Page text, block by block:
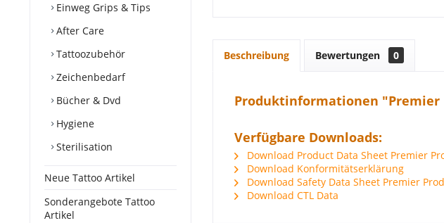
Einweg Grips & Tips
After Care
Tattoozubehör
Zeichenbedarf
Bücher & Dvd
Hygiene
Sterilisation
Neue Tattoo Artikel
Sonderangebote Tattoo
Artikel
Beschreibung Bewertungen 0
Produktinformationen "Premier
Verfügbare Downloads:
Download Product Data Sheet Premier
Download Konformitätserklärung
Download Safety Data Sheet Premier
Download CTL Data